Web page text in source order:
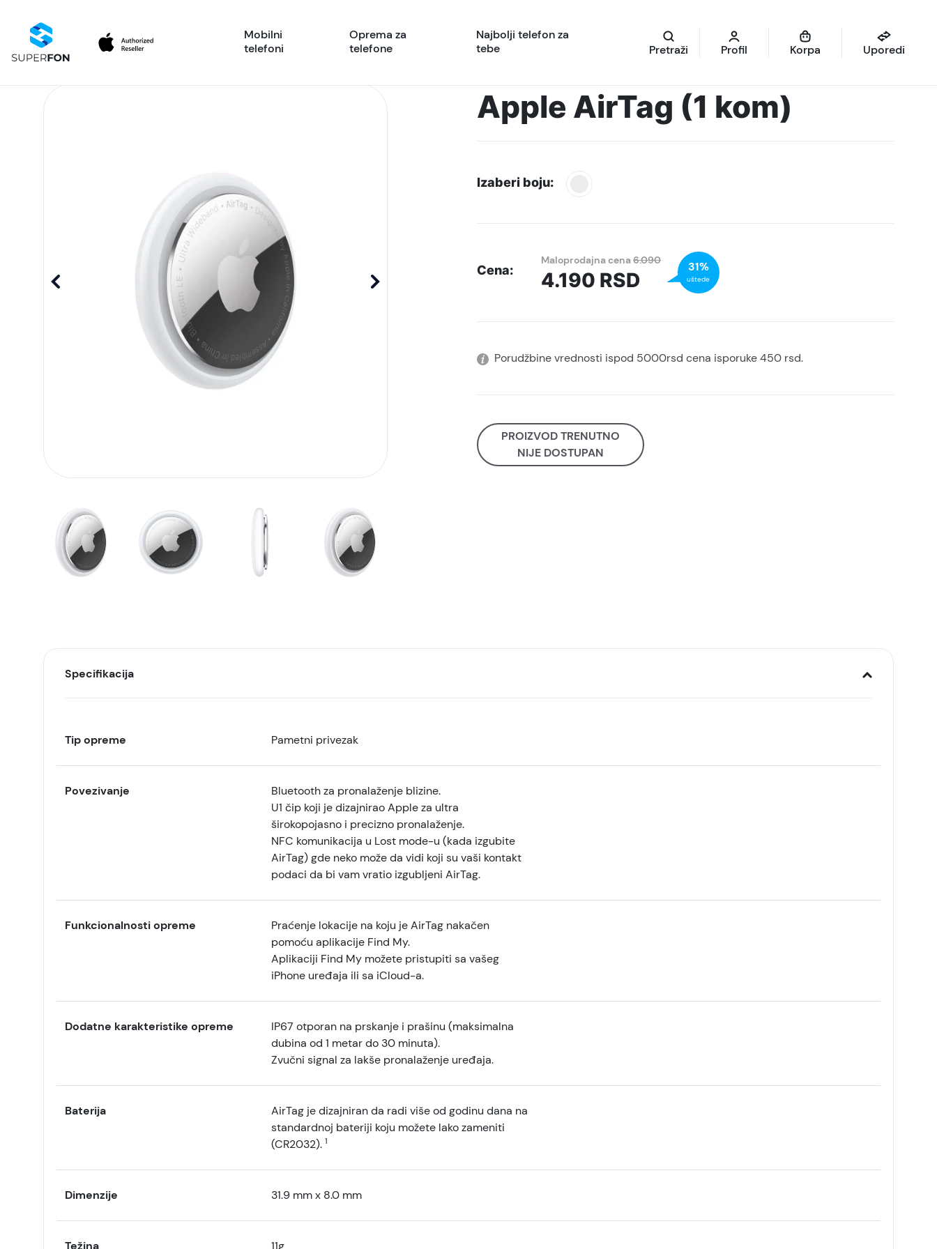
Mobilni
telefoni
Oprema za
telefone
Najbolji telefon za
tebe
Pretraži Profil Korpa Uporedi
Apple AirTag (1 kom)
Izaberi boju:
Cena:
Maloprodajna cena6.090
4.190 RSD
31%
uštede
Porudžbine vrednosti ispod 5000rsd cena isporuke 450 rsd.
PROIZVOD TRENUTNO
NIJE DOSTUPAN
Specifikacija
Tip opreme Pametni privezak
Povezivanje
Bluetooth za pronalaženje blizine.
U1 čip koji je dizajnirao Apple za ultra
širokopojasno i precizno pronalaženje.
NFC komunikacija u Lost mode-u (kada izgubite
AirTag) gde neko može da vidi koji su vaši kontakt
podaci da bi vam vratio izgubljeni AirTag.
Funkcionalnosti opreme
Praćenje lokacije na koju je AirTag nakačen
pomoću aplikacije Find My.
Aplikaciji Find My možete pristupiti sa vašeg
iPhone uređaja ili sa iCloud-a.
Dodatne karakteristike opreme
IP67 otporan na prskanje i prašinu (maksimalna
dubina od 1 metar do 30 minuta).
Zvučni signal za lakše pronalaženje uređaja.
Baterija
AirTag je dizajniran da radi više od godinu dana na
standardnoj bateriji koju možete lako zameniti
(CR2032). 1
Dimenzije 31.9 mm x 8.0 mm
Težina 11g